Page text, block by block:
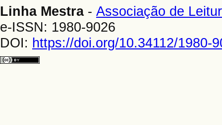
Linha Mestra - Associação de
e-ISSN: 1980-9026
DOI: https://doi.org/10.34112/1980-